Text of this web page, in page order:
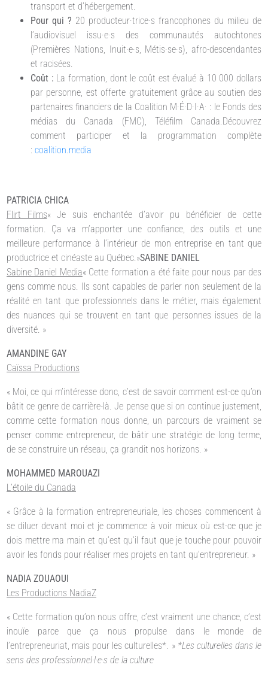
transport et d’hébergement.
Pour qui ? 20 producteur·trice·s francophones du milieu de
l’audiovisuel issu·e·s des communautés autochtones
(Premières Nations, Inuit·e·s, Métis·se·s), afro-descendantes
et racisées.
Coût : La formation, dont le coût est évalué à 10 000 dollars
par personne, est offerte gratuitement grâce au soutien des
partenaires financiers de la Coalition M·É·D·I·A· : le Fonds des
médias du Canada (FMC), Téléfilm Canada.Découvrez
comment participer et la programmation complète
: coalition.media
PATRICIA CHICA
Flirt Films« Je suis enchantée d’avoir pu bénéficier de cette
formation. Ça va m’apporter une confiance, des outils et une
meilleure performance à l’intérieur de mon entreprise en tant que
productrice et cinéaste au Québec.»SABINE DANIEL
Sabine Daniel Media« Cette formation a été faite pour nous par des
gens comme nous. Ils sont capables de parler non seulement de la
réalité en tant que professionnels dans le métier, mais également
des nuances qui se trouvent en tant que personnes issues de la
diversité. »
AMANDINE GAY
Caïssa Productions
« Moi, ce qui m’intéresse donc, c’est de savoir comment est-ce qu’on
bâtit ce genre de carrière-là. Je pense que si on continue justement,
comme cette formation nous donne, un parcours de vraiment se
penser comme entrepreneur, de bâtir une stratégie de long terme,
de se construire un réseau, ça grandit nos horizons. »
MOHAMMED MAROUAZI
L’étoile du Canada
« Grâce à la formation entrepreneuriale, les choses commencent à
se diluer devant moi et je commence à voir mieux où est-ce que je
dois mettre ma main et qu’est qu’il faut que je touche pour pouvoir
avoir les fonds pour réaliser mes projets en tant qu’entrepreneur. »
NADIA ZOUAOUI
Les Productions NadiaZ
« Cette formation qu’on nous offre, c’est vraiment une chance, c’est
inouïe parce que ça nous propulse dans le monde de
l’entrepreneuriat, mais pour les culturelles*. » *Les culturelles dans le
sens des professionnel·l·e·s de la culture